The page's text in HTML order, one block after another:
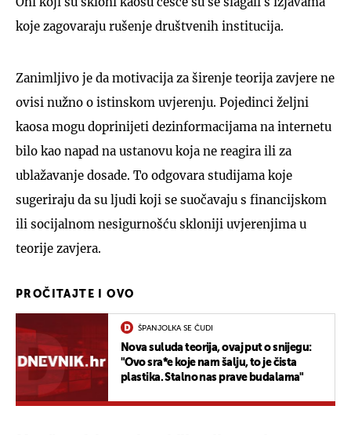
koje zagovaraju rušenje društvenih institucija.
Zanimljivo je da motivacija za širenje teorija zavjere ne
ovisi nužno o istinskom uvjerenju. Pojedinci željni
kaosa mogu doprinijeti dezinformacijama na internetu
bilo kao napad na ustanovu koja ne reagira ili za
ublažavanje dosade. To odgovara studijama koje
sugeriraju da su ljudi koji se suočavaju s financijskom
ili socijalnom nesigurnošću skloniji uvjerenjima u
teorije zavjera.
PROČITAJTE I OVO
ŠPANJOLKA SE ČUDI
Nova suluda teorija, ovaj put o snijegu:
"Ovo sra*e koje nam šalju, to je čista
plastika. Stalno nas prave budalama"